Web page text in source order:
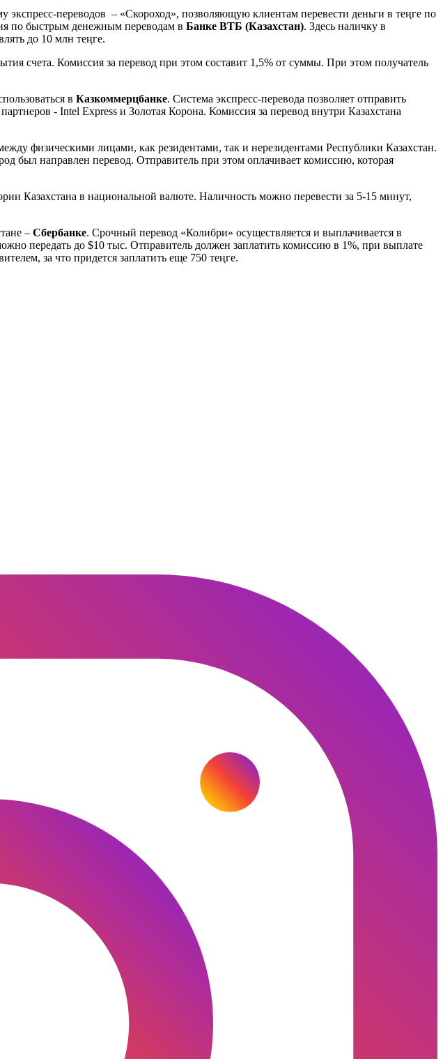
экспресс-переводов – «Скороход», позволяющую клиентам перевести деньги в теңге по
по быстрым денежным переводам в Банке ВТБ (Казахстан). Здесь наличку в
до 10 млн теңге.
счета. Комиссия за перевод при этом составит 1,5% от суммы. При этом получатель
в Казкоммерцбанке. Система экспресс-перевода позволяет отправить
- Intel Express и Золотая Корона. Комиссия за перевод внутри Казахстана
физическими лицами, как резидентами, так и нерезидентами Республики Казахстан.
был направлен перевод. Отправитель при этом оплачивает комиссию, которая
Казахстана в национальной валюте. Наличность можно перевести за 5-15 минут,
– Сбербанке. Срочный перевод «Колибри» осуществляется и выплачивается в
передать до $10 тыс. Отправитель должен заплатить комиссию в 1%, при выплате
за что придется заплатить еще 750 теңге.